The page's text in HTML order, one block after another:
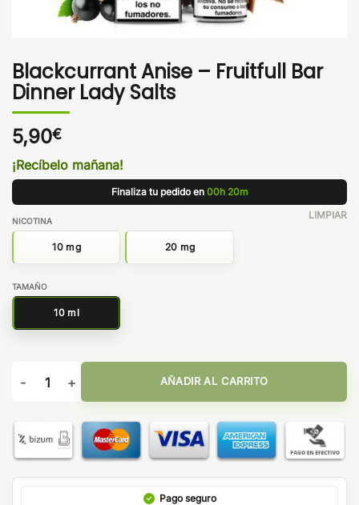
Blackcurrant Anise – Fruitfull Bar
Dinner Lady Salts
5,90€
¡Recíbelo mañana!
Finaliza tu pedido en 00h 20m
NICOTINA
10 mg 20 mg
TAMAÑO
10 ml
LIMPIAR
Blackcurrant Anise - Fruitfull Bar Dinner Lady Salts cantidad
AÑADIR AL CARRITO
Pago seguro